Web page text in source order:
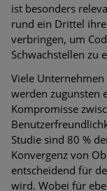
ist besonders
rund ein Drittel
verbringen, um
Schwachstellen zu
Viele
werden zugunsten
Kompromisse
Studie sind 80 %
Konvergenz von
entscheidend für
wird. Wobei für